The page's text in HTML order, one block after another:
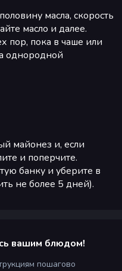
масла, скорость
масло и далее.
пор, пока в чаше или
однородной
майонез и, если
и поперчите.
банку и уберите в
не более 5 дней).
вашим блюдом!
пошагово